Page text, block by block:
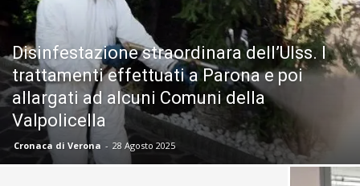
Disinfestazione straordinara dell’Ulss. I
trattamenti effettuati a Parona e poi
allargati ad alcuni Comuni della
Valpolicella
Cronaca di Verona - 28 Agosto 2025